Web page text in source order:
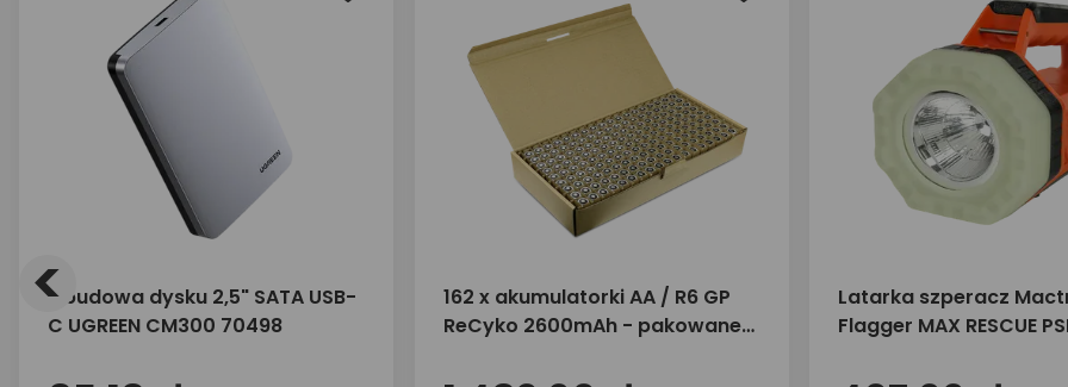
Obudowa dysku 2,5" SATA USB-
C UGREEN CM300 70498
162 x akumulatorki AA / R6 GP
ReCyko 2600mAh - pakowane
Latarka szperacz
Flagger MAX RESCUE
<